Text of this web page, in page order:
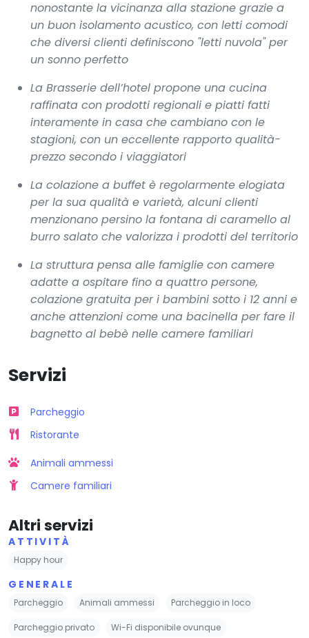
nonostante la vicinanza alla stazione grazie a
un buon isolamento acustico, con letti comodi
che diversi clienti definiscono "letti nuvola" per
un sonno perfetto
La Brasserie dell’hotel propone una cucina
raffinata con prodotti regionali e piatti fatti
interamente in casa che cambiano con le
stagioni, con un eccellente rapporto qualità-
prezzo secondo i viaggiatori
La colazione a buffet è regolarmente elogiata
per la sua qualità e varietà, alcuni clienti
menzionano persino la fontana di caramello al
burro salato che valorizza i prodotti del territorio
La struttura pensa alle famiglie con camere
adatte a ospitare fino a quattro persone,
colazione gratuita per i bambini sotto i 12 anni e
anche attenzioni come una bacinella per fare il
bagnetto al bebè nelle camere familiari
Servizi
Parcheggio
Ristorante
Animali ammessi
Camere familiari
Altri servizi
ATTIVITÀ
Happy hour
GENERALE
Parcheggio Animali ammessi Parcheggio in loco
Parcheggio privato Wi-Fi disponibile ovunque